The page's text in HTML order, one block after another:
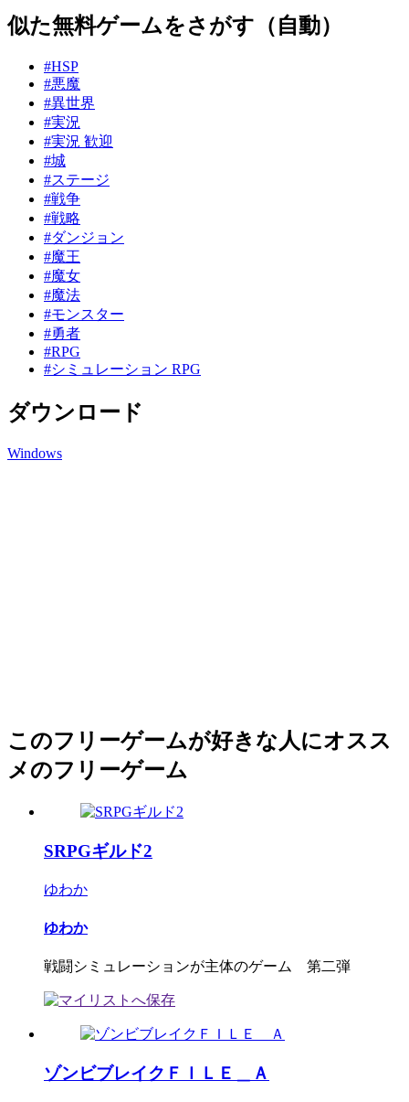
似た無料ゲームをさがす（自動）
#HSP
#悪魔
#異世界
#実況
#実況 歓迎
#城
#ステージ
#戦争
#戦略
#ダンジョン
#魔王
#魔女
#魔法
#モンスター
#勇者
#RPG
#シミュレーション RPG
ダウンロード
Windows
このフリーゲームが好きな人にオスス
メのフリーゲーム
SRPGギルド2
ゆわか
ゆわか
戦闘シミュレーションが主体のゲーム 第二弾
ゾンビブレイクＦＩＬＥ＿Ａ